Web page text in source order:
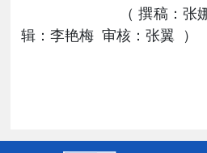
（撰稿：
辑：李艳梅 审核：张翼 ）